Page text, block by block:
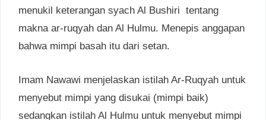
menukil keterangan syach Al Bushiri tentang
makna ar-ruqyah dan Al Hulmu. Menepis anggapan
bahwa mimpi basah itu dari setan.
Imam Nawawi menjelaskan istilah Ar-Ruqyah untuk
menyebut mimpi yang disukai (mimpi baik)
sedangkan istilah Al Hulmu untuk menyebut mimpi